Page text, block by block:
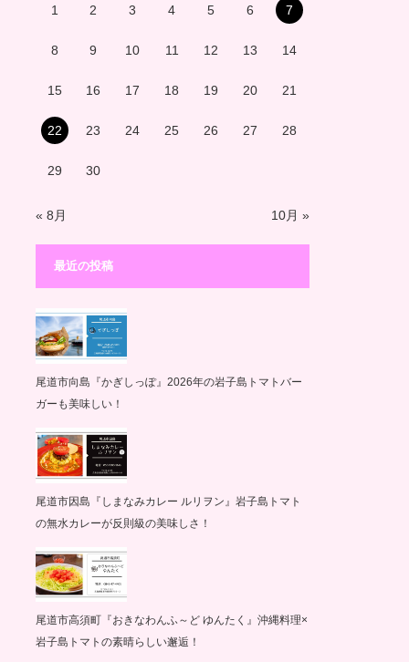
1 2 3 4 5 6 7
8 9 10 11 12 13 14
15 16 17 18 19 20 21
22 23 24 25 26 27 28
29 30
« 8月 10月 »
最近の投稿
尾道市向島『かぎしっぽ』2026年の岩子島トマトバー
ガーも美味しい！
尾道市因島『しまなみカレー ルリヲン』岩子島トマト
の無水カレーが反則級の美味しさ！
尾道市高須町『おきなわんふ～ど ゆんたく』沖縄料理×
岩子島トマトの素晴らしい邂逅！